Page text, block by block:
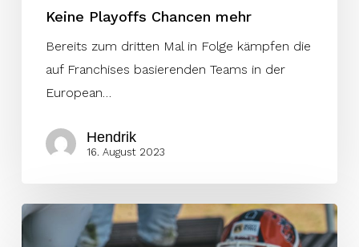
Keine Playoffs Chancen mehr
Bereits zum dritten Mal in Folge kämpfen die
auf Franchises basierenden Teams in der
European…
Hendrik
16. August 2023
Erzwungene
Lions?